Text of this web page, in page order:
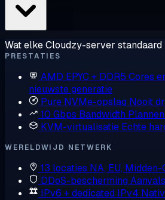
Wat elke Cloudzy-server standaard
PRESTATIES
AMD EPYC + DDR5 Cores
nieuwste generatie
Pure NVMe-opslag Nooit
10 Gbps Bandwidth
KVM-virtualisatie Echte
WERELDWIJD NETWERK
13 locaties NA, EU,
DDoS-bescherming
IPv6 + dedicated IPv4